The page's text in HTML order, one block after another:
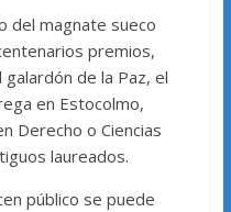
del magnate sueco
premios,
de la Paz, el
en Estocolmo,
Derecho o Ciencias
laureados.
público se puede